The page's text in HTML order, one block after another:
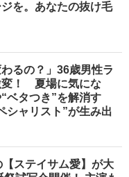
を。あなたの抜け毛
るの？」36歳男性ラ
変！ 夏場に気にな
ベタつき”を解消す
シャリスト”が生み出
【ステイサム愛】が大